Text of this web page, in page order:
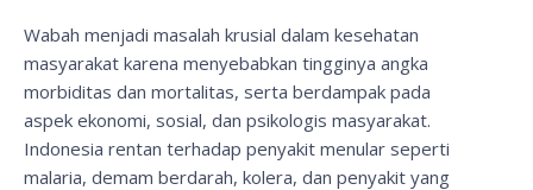
Wabah menjadi masalah krusial dalam kesehatan
masyarakat karena menyebabkan tingginya angka
morbiditas dan mortalitas, serta berdampak pada
aspek ekonomi, sosial, dan psikologis masyarakat.
Indonesia rentan terhadap penyakit menular seperti
malaria, demam berdarah, kolera, dan penyakit yang